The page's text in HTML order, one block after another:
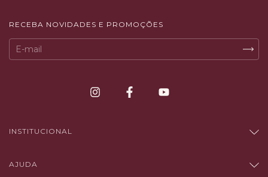
RECEBA NOVIDADES E PROMOÇÕES
INSTITUCIONAL
AJUDA